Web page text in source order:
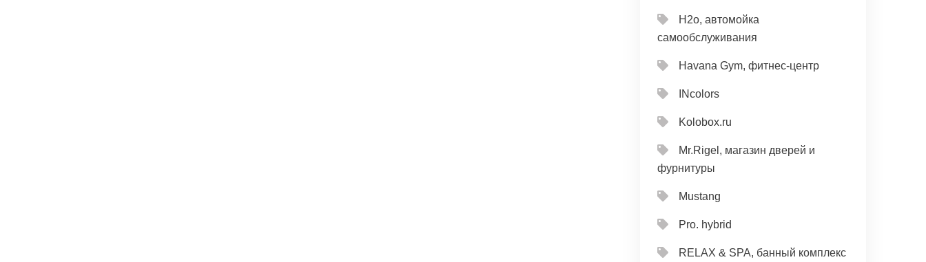
H2o, автомойка
самообслуживания
Havana Gym, фитнес-центр
INcolors
Kolobox.ru
Mr.Rigel, магазин дверей и
фурнитуры
Mustang
Pro. hybrid
RELAX & SPA, банный комплекс